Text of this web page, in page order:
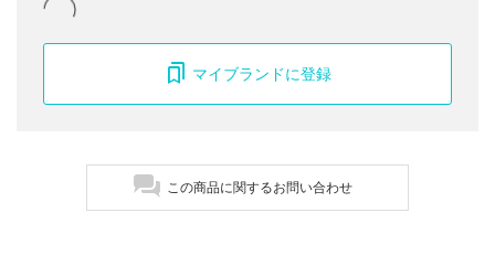
マイブランドに登録
この商品に関するお問い合わせ